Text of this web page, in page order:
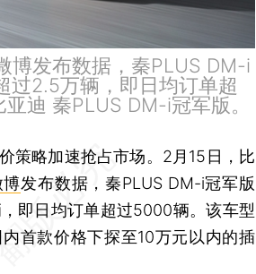
博发布数据，秦PLUS DM-i
过2.5万辆，即日均订单超
迪 秦PLUS DM-i冠军版。
策略加速抢占市场。2月15日，比
博发布数据，秦PLUS DM-i冠军版
即日均订单超过5000辆。该车型
首款价格下探至10万元以内的插